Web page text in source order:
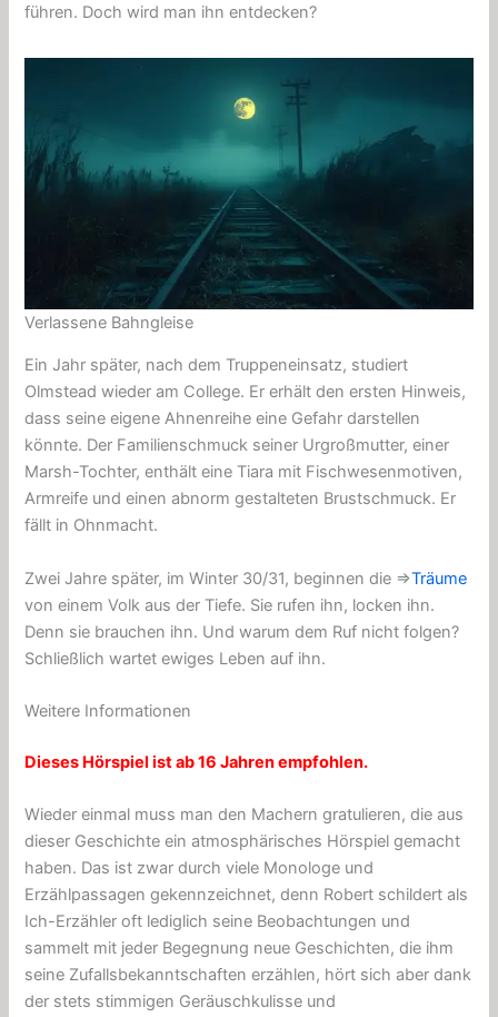
führen. Doch wird man ihn entdecken?
Verlassene Bahngleise
Ein Jahr später, nach dem Truppeneinsatz, studiert
Olmstead wieder am College. Er erhält den ersten Hinweis,
dass seine eigene Ahnenreihe eine Gefahr darstellen
könnte. Der Familienschmuck seiner Urgroßmutter, einer
Marsh-Tochter, enthält eine Tiara mit Fischwesenmotiven,
Armreife und einen abnorm gestalteten Brustschmuck. Er
fällt in Ohnmacht.
Zwei Jahre später, im Winter 30/31, beginnen die ⇒Träume
von einem Volk aus der Tiefe. Sie rufen ihn, locken ihn.
Denn sie brauchen ihn. Und warum dem Ruf nicht folgen?
Schließlich wartet ewiges Leben auf ihn.
Weitere Informationen
Dieses Hörspiel ist ab 16 Jahren empfohlen.
Wieder einmal muss man den Machern gratulieren, die aus
dieser Geschichte ein atmosphärisches Hörspiel gemacht
haben. Das ist zwar durch viele Monologe und
Erzählpassagen gekennzeichnet, denn Robert schildert als
Ich-Erzähler oft lediglich seine Beobachtungen und
sammelt mit jeder Begegnung neue Geschichten, die ihm
seine Zufallsbekanntschaften erzählen, hört sich aber dank
der stets stimmigen Geräuschkulisse und